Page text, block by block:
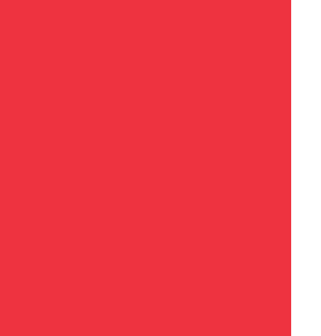
mode- en lifestylewinkel in
op kleding, schoenen en
dames als heren. De winkel
van stijlvolle, casual
op verschillende
assortiment omvat niet
ook lifestyleproducten
en persoonlijke service